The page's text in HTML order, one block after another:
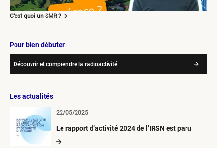
C’est quoi un SMR ?
Pour bien débuter
Découvrir et comprendre la radioactivité
Les actualités
Le rapport d’activité 2024 de l’IRSN est paru
22/05/2025